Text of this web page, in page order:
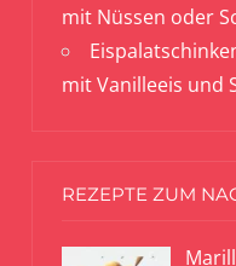
mit Nüssen oder
mit Vanilleeis und
REZEPTE ZUM